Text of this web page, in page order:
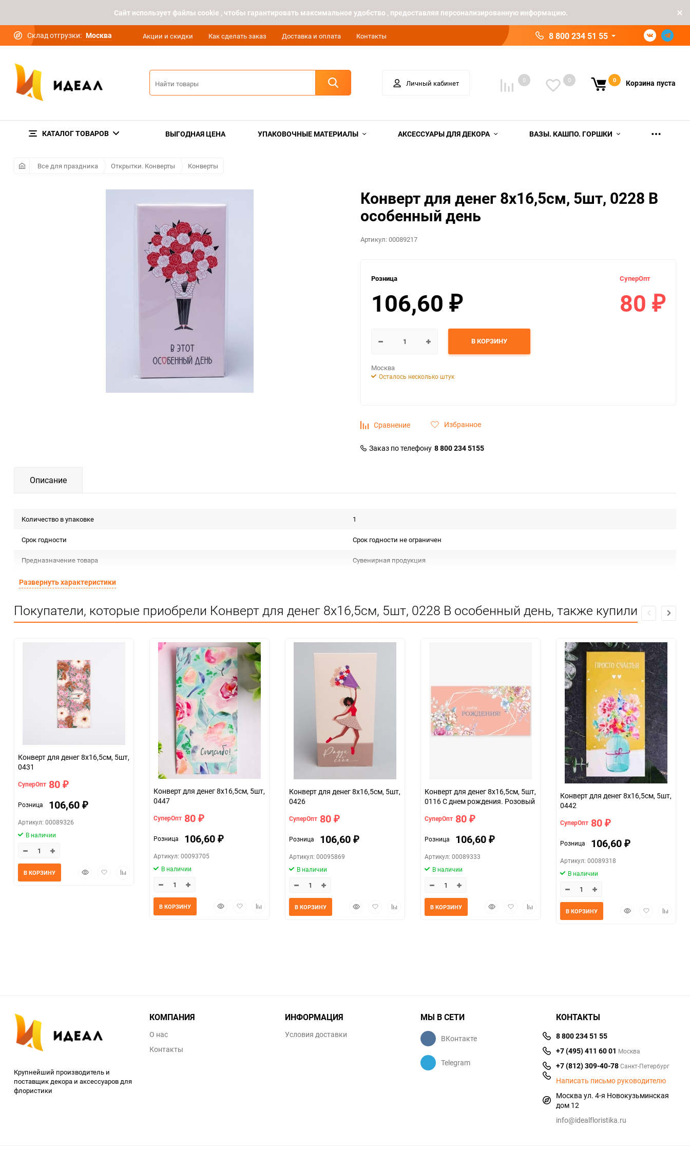
Cайт использует файлы cookie , чтобы гарантировать максимальное удобство , предоставляя персонализированную информацию.
Склад отгрузки: Москва Акции и скидки Как сделать заказ Доставка и оплата Контакты 8 800 234 51 55
Личный кабинет 0 0 0 Корзина пуста
КАТАЛОГ ТОВАРОВ ВЫГОДНАЯ ЦЕНА УПАКОВОЧНЫЕ МАТЕРИАЛЫ АКСЕССУАРЫ ДЛЯ ДЕКОРА ВАЗЫ. КАШПО. ГОРШКИ
Все для праздника Открытки. Конверты Конверты
Конверт для денег 8х16,5см, 5шт, 0228 В
особенный день
Артикул:00089217
Розница
106,60 ₽
СуперОпт
80 ₽
В КОРЗИНУ
Москва
Осталось несколько штук
Сравнение Избранное
Заказ по телефону 8 800 234 5155
Описание
Количество в упаковке 1
Срок годности Срок годности не ограничен
Предназначение товара Сувенирная продукция
Сертификация
Минимальное количество 1
упак
Развернуть характеристики
Покупатели, которые приобрели Конверт для денег 8х16,5см, 5шт, 0228 В особенный день, также купили
Конверт для денег 8х16,5см, 5шт,
0431
СуперОпт 80 ₽
Розница 106,60 ₽
Артикул: 00089326
В наличии
БыстрыйДобавитьДобавить
В КОРЗИНУ
Конверт для денег 8х16,5см, 5шт,
0447
СуперОпт 80 ₽
Розница 106,60 ₽
Артикул: 00093705
В наличии
БыстрыйДобавитьДобавить
В КОРЗИНУ
Конверт для денег 8х16,5см, 5шт,
0426
СуперОпт 80 ₽
Розница 106,60 ₽
Артикул: 00095869
В наличии
БыстрыйДобавитьДобавить
В КОРЗИНУ
Конверт для денег 8х16,5см, 5шт,
0116 С днем рождения. Розовый
СуперОпт 80 ₽
Розница 106,60 ₽
Артикул: 00089333
В наличии
БыстрыйДобавитьДобавить
В КОРЗИНУ
Конверт для денег 8х16,5см, 5шт,
0442
СуперОпт 80 ₽
Розница 106,60 ₽
Артикул: 00089318
В наличии
БыстрыйДобавить
В КОРЗИНУ
Крупнейший производитель и
поставщик декора и аксессуаров для
флористики
КОМПАНИЯ
О нас
Контакты
ИНФОРМАЦИЯ
Условия доставки
МЫ В СЕТИ
ВКонтакте
Telegram
КОНТАКТЫ
8 800 234 51 55
+7 (495) 411 60 01 Москва
+7 (812) 309-40-78Санкт-Петербург
Написать письмо руководителю
Москва ул. 4-я Новокузьминская
дом 12
info@idealfloristika.ru